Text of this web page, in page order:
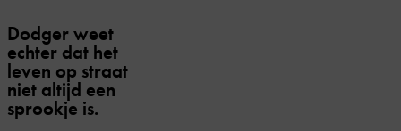
Dodger weet
echter dat het
leven op straat
niet altijd een
sprookje is.